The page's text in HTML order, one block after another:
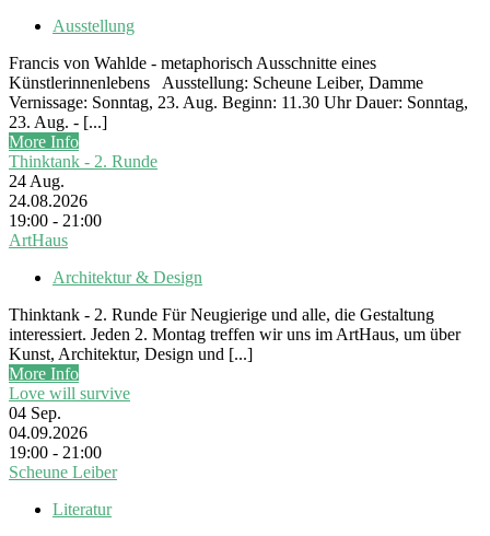
Ausstellung
Francis von Wahlde - metaphorisch Ausschnitte eines
Künstlerinnenlebens Ausstellung: Scheune Leiber, Damme
Vernissage: Sonntag, 23. Aug. Beginn: 11.30 Uhr Dauer: Sonntag,
23. Aug. - [...]
More Info
Thinktank - 2. Runde
24 Aug.
24.08.2026
19:00 - 21:00
ArtHaus
Architektur & Design
Thinktank - 2. Runde Für Neugierige und alle, die Gestaltung
interessiert. Jeden 2. Montag treffen wir uns im ArtHaus, um über
Kunst, Architektur, Design und [...]
More Info
Love will survive
04 Sep.
04.09.2026
19:00 - 21:00
Scheune Leiber
Literatur